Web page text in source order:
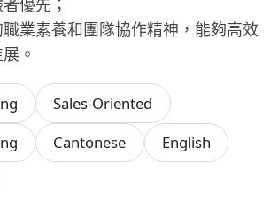
優先；
業素養和團隊協作精神，能夠高效
。
Sales-Oriented
Cantonese
English